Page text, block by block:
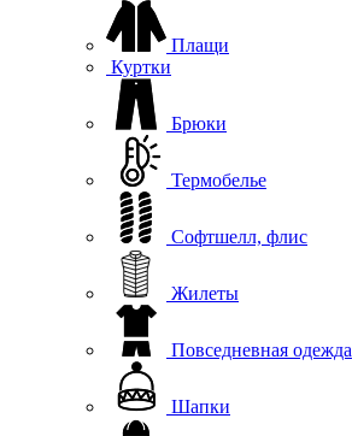
Плащи
Куртки
Брюки
Термобелье
Софтшелл, флис
Жилеты
Повседневная одежда
Шапки